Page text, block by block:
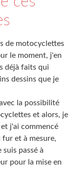
de motocyclettes
le moment, j'en
déjà faits qui
dessins que je
la possibilité
et alors, je
j'ai commencé
et à mesure,
passé à
pour la mise en